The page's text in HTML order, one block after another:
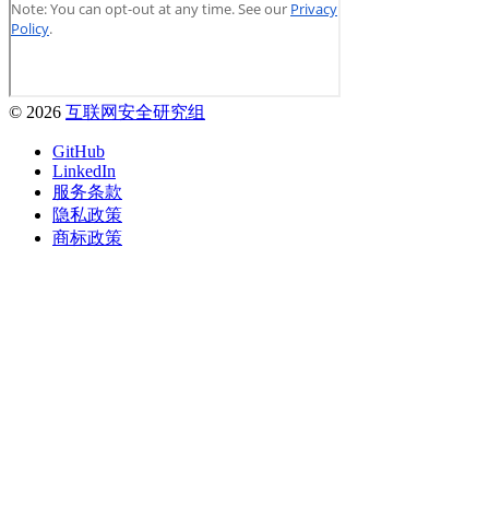
© 2026 互联网安全研究组
GitHub
LinkedIn
服务条款
隐私政策
商标政策